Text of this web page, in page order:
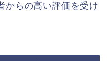
からの高い評価を受け